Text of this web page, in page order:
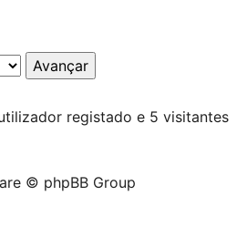
registado e 5 visitantes
© phpBB Group